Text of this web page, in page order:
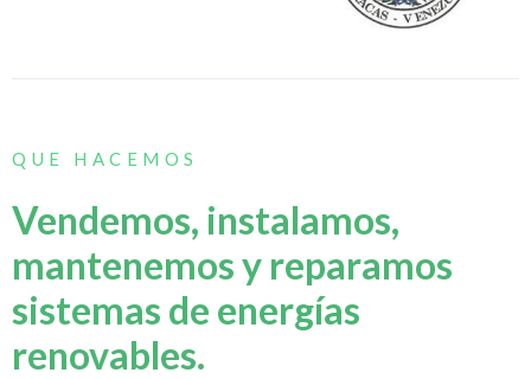
QUE HACEMOS
Vendemos, instalamos,
mantenemos y reparamos
sistemas de energías
renovables.